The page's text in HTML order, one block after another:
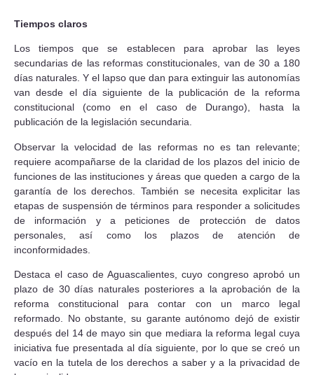
Tiempos claros
Los tiempos que se establecen para aprobar las leyes
secundarias de las reformas constitucionales, van de 30 a 180
días naturales. Y el lapso que dan para extinguir las autonomías
van desde el día siguiente de la publicación de la reforma
constitucional (como en el caso de Durango), hasta la
publicación de la legislación secundaria.
Observar la velocidad de las reformas no es tan relevante;
requiere acompañarse de la claridad de los plazos del inicio de
funciones de las instituciones y áreas que queden a cargo de la
garantía de los derechos. También se necesita explicitar las
etapas de suspensión de términos para responder a solicitudes
de información y a peticiones de protección de datos
personales, así como los plazos de atención de
inconformidades.
Destaca el caso de Aguascalientes, cuyo congreso aprobó un
plazo de 30 días naturales posteriores a la aprobación de la
reforma constitucional para contar con un marco legal
reformado. No obstante, su garante autónomo dejó de existir
después del 14 de mayo sin que mediara la reforma legal cuya
iniciativa fue presentada al día siguiente, por lo que se creó un
vacío en la tutela de los derechos a saber y a la privacidad de